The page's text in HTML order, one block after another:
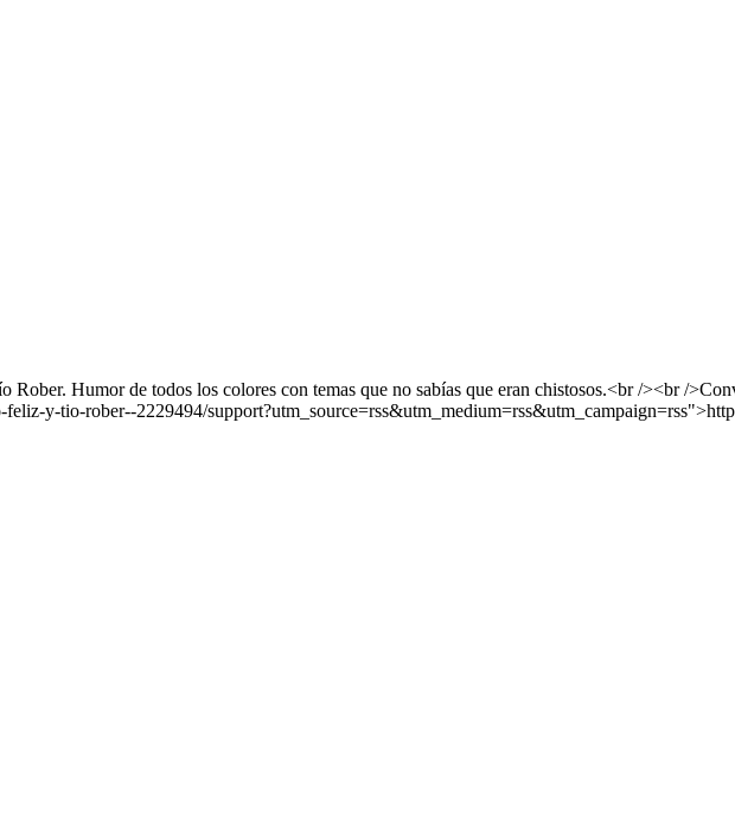
Humor de todos los colores con temas que no sabías que eran chistosos.<br /><br /
y-tio-rober--2229494/